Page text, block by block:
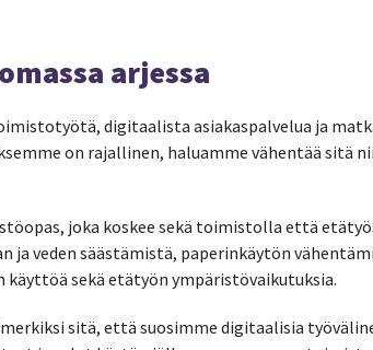
arjessa
digitaalista asiakaspalvelua ja
on rajallinen, haluamme vähentää sitä
joka koskee sekä toimistolla että
ja veden säästämistä, paperinkäytön
sekä etätyön ympäristövaikutuksia.
sitä, että suosimme digitaalisia